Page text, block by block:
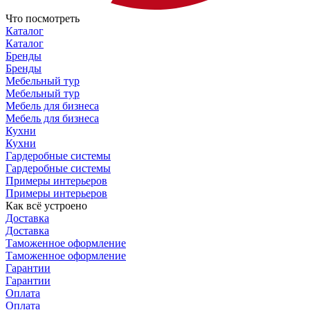
Что посмотреть
Каталог
Каталог
Бренды
Бренды
Мебельный тур
Мебельный тур
Мебель для бизнеса
Мебель для бизнеса
Кухни
Кухни
Гардеробные системы
Гардеробные системы
Примеры интерьеров
Примеры интерьеров
Как всё устроено
Доставка
Доставка
Таможенное оформление
Таможенное оформление
Гарантии
Гарантии
Оплата
Оплата